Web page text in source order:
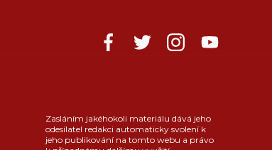
Zasláním jakéhokoli materiálu dává jeho
odesílatel redakci automaticky svolení k
jeho publikování na tomto webu a právo